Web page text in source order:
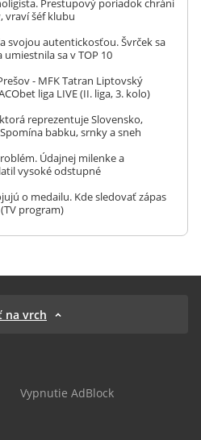
Prestupový poriadok chráni
vraví šéf klubu
svojou autentickosťou. Švrček sa
umiestnila sa v TOP 10
- MFK Tatran Liptovský
liga LIVE (II. liga, 3. kolo)
reprezentuje Slovensko,
babku, srnky a sneh
Údajnej milenke a
vysoké odstupné
o medailu. Kde sledovať zápas
program)
na vrch
Vypnutie AdBlock